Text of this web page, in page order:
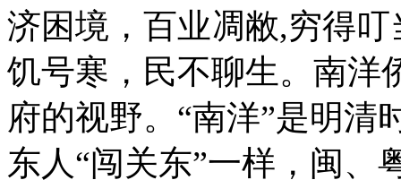
济困境，百业凋敝,穷得
饥号寒，民不聊生。南洋
府的视野。“南洋”是明清
东人“闯关东”一样，闽、